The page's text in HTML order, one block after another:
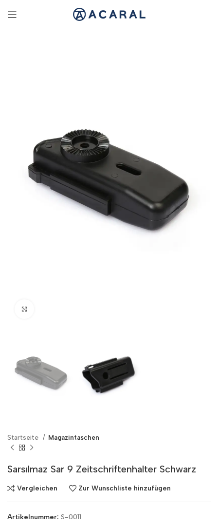
Startseite Magazintaschen
Sarsılmaz Sar 9 Zeitschriftenhalter Schwarz
Vergleichen Zur Wunschliste hinzufügen
Artikelnummer: S-0011